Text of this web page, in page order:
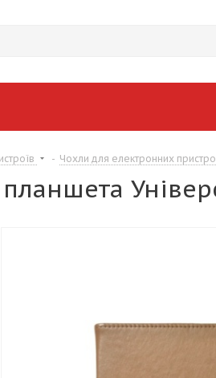
- Чохли для електронних